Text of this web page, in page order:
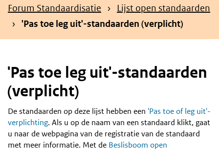
zoekterm
Kruimelpad
Forum Standaardisatie
Lijst open standaarden
'Pas toe leg uit'-standaarden (verplicht)
'Pas toe leg uit'-standaarden
(verplicht)
Content
De standaarden op deze lijst hebben een 'Pas toe of leg uit'-
verplichting. Als u op de naam van een standaard klikt, gaat
u naar de webpagina van de registratie van de standaard
met meer informatie. Met de Beslisboom open